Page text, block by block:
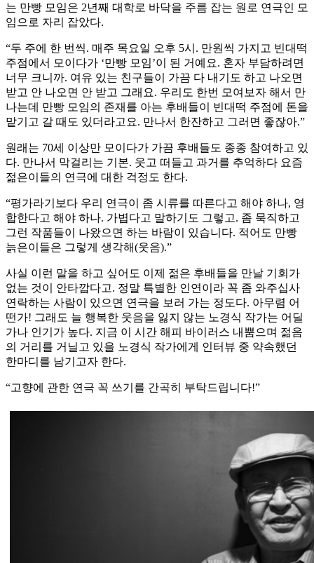
는 만빵 모임은 2년째 대학로 바닥을 주름 잡는 원로 연극인 모
임으로 자리 잡았다.
“두 주에 한 번씩. 매주 목요일 오후 5시. 만원씩 가지고 빈대떡
주점에서 모이다가 ‘만빵 모임’이 된 거예요. 혼자 부담하려면
너무 크니까. 여유 있는 친구들이 가끔 다 내기도 하고 나오면
받고 안 나오면 안 받고 그래요. 우리도 한번 모여보자 해서 만
나는데 만빵 모임의 존재를 아는 후배들이 빈대떡 주점에 돈을
맡기고 갈 때도 있더라고요. 만나서 한잔하고 그러면 좋잖아.”
원래는 70세 이상만 모이다가 가끔 후배들도 종종 참여하고 있
다. 만나서 막걸리는 기본. 웃고 떠들고 과거를 추억하다 요즘
젊은이들의 연극에 대한 걱정도 한다.
“평가라기보다 우리 연극이 좀 시류를 따른다고 해야 하나, 영
합한다고 해야 하나. 가볍다고 말하기도 그렇고. 좀 묵직하고
그런 작품들이 나왔으면 하는 바람이 있습니다. 적어도 만빵
늙은이들은 그렇게 생각해(웃음).”
사실 이런 말을 하고 싶어도 이제 젊은 후배들을 만날 기회가
없는 것이 안타깝다고. 정말 특별한 인연이라 꼭 좀 와주십사
연락하는 사람이 있으면 연극을 보러 가는 정도다. 아무렴 어
떤가! 그래도 늘 행복한 웃음을 잃지 않는 노경식 작가는 어딜
가나 인기가 높다. 지금 이 시간 해피 바이러스 내뿜으며 젊음
의 거리를 거닐고 있을 노경식 작가에게 인터뷰 중 약속했던
한마디를 남기고자 한다.
“고향에 관한 연극 꼭 쓰기를 간곡히 부탁드립니다!”